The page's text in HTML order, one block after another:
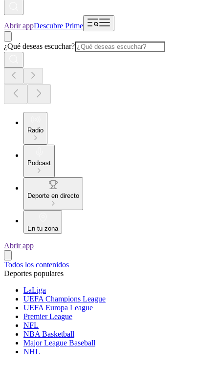
Abrir appDescubre Prime
¿Qué deseas escuchar?
Radio
Podcast
Deporte en directo
En tu zona
Abrir app
Todos los contenidos
Deportes populares
LaLiga
UEFA Champions League
UEFA Europa League
Premier League
NFL
NBA Basketball
Major League Baseball
NHL